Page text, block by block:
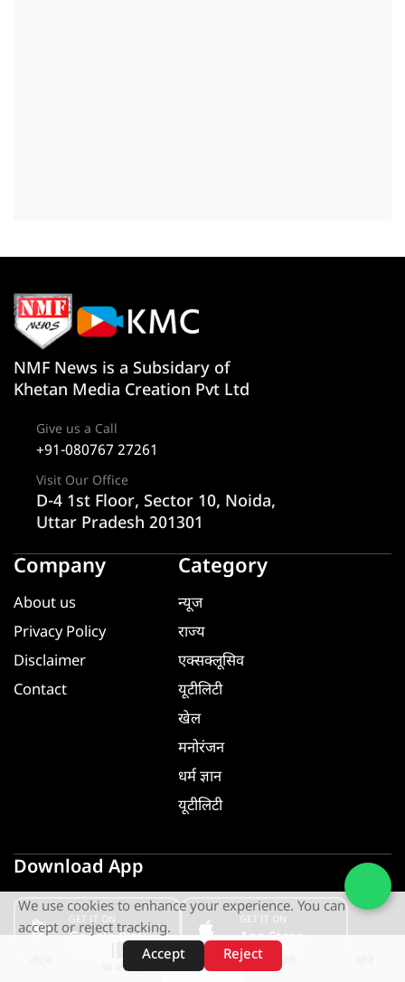
वेब स्टोरीज़
NMF News is a Subsidary of
Khetan Media Creation Pvt Ltd
Give us a Call
+91-080767 27261
Visit Our Office
D-4 1st Floor, Sector 10, Noida,
Uttar Pradesh 201301
Company
About us
Privacy Policy
Disclaimer
Contact
Category
न्यूज
राज्य
एक्सक्लूसिव
यूटीलिटी
खेल
मनोरंजन
धर्म ज्ञान
यूटीलिटी
Download App
GET IT ON
Google Play
GET IT ON
App Store
We use cookies to enhance your experience. You can
accept or reject tracking.
Accept
Reject